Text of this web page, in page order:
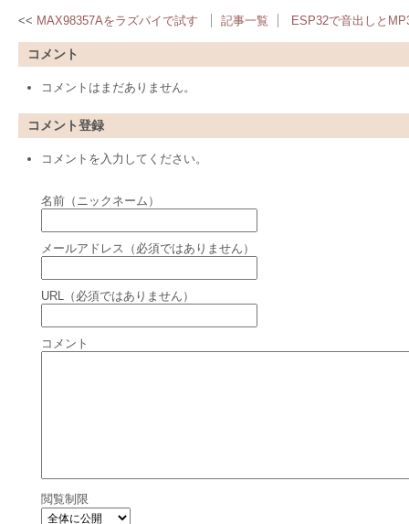
MAX98357Aをラズパイで試す 記事一覧 ESP32で音出しと
コメント
コメントはまだありません。
コメント登録
コメントを入力してください。
名前（ニックネーム）
メールアドレス（必須ではありません）
URL（必須ではありません）
コメント
閲覧制限